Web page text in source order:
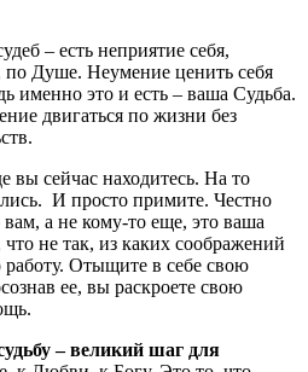
– есть неприятие себя,
по Душе. Неумение ценить себя
именно это и есть – ваша Судьба.
двигаться по жизни без
вы сейчас находитесь. На то
И просто примите. Честно
а не кому-то еще, это ваша
не так, из каких соображений
Отыщите в себе свою
ее, вы раскроете свою
– великий шаг для